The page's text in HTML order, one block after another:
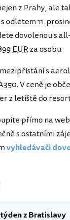
z Prahy, ale
odletem 11.
dovolenou s
EURza osobu.
s
V ceně je
z letiště do
přímo na
s ostatními
vyhledávači
z Bratislavy